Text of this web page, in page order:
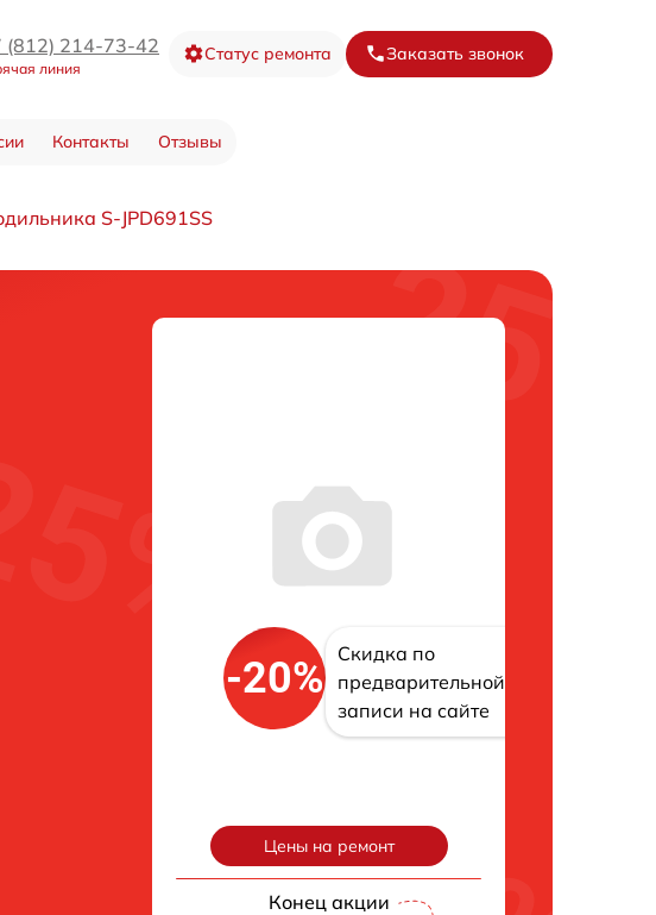
(812) 214-73-42
линия
Статус ремонта Заказать звонок
Контакты Отзывы
S-JPD691SS
-20%
Скидка по
предварительной
записи на сайте
Цены на ремонт
Конец акции